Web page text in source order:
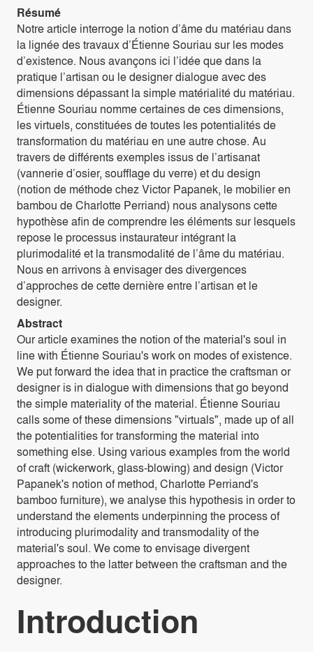
Résumé
Notre article interroge la notion d’âme du matériau dans
la lignée des travaux d’Étienne Souriau sur les modes
d’existence. Nous avançons ici l’idée que dans la
pratique l’artisan ou le designer dialogue avec des
dimensions dépassant la simple matérialité du matériau.
Étienne Souriau nomme certaines de ces dimensions,
les virtuels, constituées de toutes les potentialités de
transformation du matériau en une autre chose. Au
travers de différents exemples issus de l’artisanat
(vannerie d’osier, soufflage du verre) et du design
(notion de méthode chez Victor Papanek, le mobilier en
bambou de Charlotte Perriand) nous analysons cette
hypothèse afin de comprendre les éléments sur lesquels
repose le processus instaurateur intégrant la
plurimodalité et la transmodalité de l’âme du matériau.
Nous en arrivons à envisager des divergences
d’approches de cette dernière entre l’artisan et le
designer.
Abstract
Our article examines the notion of the material's soul in
line with Étienne Souriau's work on modes of existence.
We put forward the idea that in practice the craftsman or
designer is in dialogue with dimensions that go beyond
the simple materiality of the material. Étienne Souriau
calls some of these dimensions "virtuals", made up of all
the potentialities for transforming the material into
something else. Using various examples from the world
of craft (wickerwork, glass-blowing) and design (Victor
Papanek's notion of method, Charlotte Perriand's
bamboo furniture), we analyse this hypothesis in order to
understand the elements underpinning the process of
introducing plurimodality and transmodality of the
material's soul. We come to envisage divergent
approaches to the latter between the craftsman and the
designer.
Introduction